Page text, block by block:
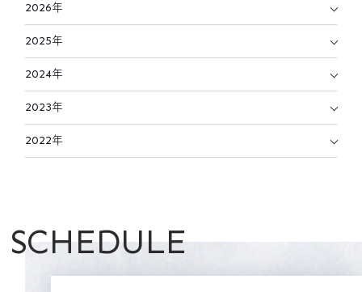
2026年
2025年
2024年
2023年
2022年
SCHEDULE